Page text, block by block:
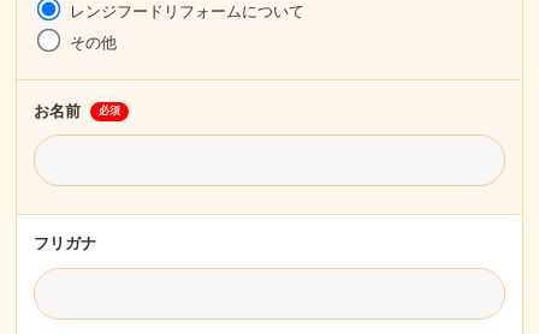
レンジフードリフォームについて
その他
お名前 必須
フリガナ